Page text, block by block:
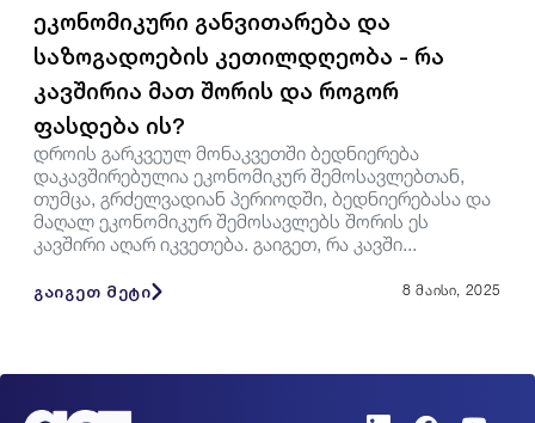
ეკონომიკური განვითარება და
საზოგადოების კეთილდღეობა - რა
კავშირია მათ შორის და როგორ
ფასდება ის?
დროის გარკვეულ მონაკვეთში ბედნიერება
დაკავშირებულია ეკონომიკურ შემოსავლებთან,
თუმცა, გრძელვადიან პერიოდში, ბედნიერებასა და
მაღალ ეკონომიკურ შემოსავლებს შორის ეს
კავშირი აღარ იკვეთება. გაიგეთ, რა კავში...
გაიგეთ მეტი 8 მაისი, 2025